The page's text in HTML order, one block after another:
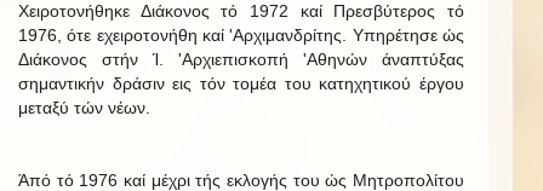
Χειροτονήθηκε Διάκονος τό 1972 καί Πρεσβύτερος τό
1976, ότε εχειροτονήθη καί 'Αρχιμανδρίτης. Υπηρέτησε ώς
Διάκονος στήν Ί. 'Αρχιεπισκοπή 'Αθηνών άναπτύξας
σημαντικήν δράσιν εις τόν τομέα του κατηχητικού έργου
μεταξύ τών νέων.
Άπό τό 1976 καί μέχρι τής εκλογής του ώς Μητροπολίτου